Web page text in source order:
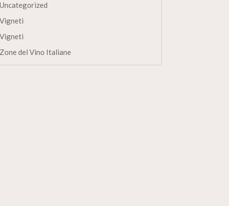
Uncategorized
Vigneti
Vigneti
Zone del Vino Italiane